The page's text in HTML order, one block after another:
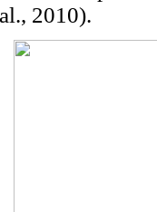
2010).